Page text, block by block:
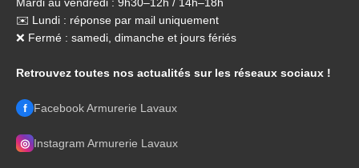
✉️ Lundi : réponse par mail uniquement
❌ Fermé : samedi, dimanche et jours fériés
Retrouvez toutes nos actualités sur les réseaux sociaux !
f Facebook Armurerie Lavaux
◎ Instagram Armurerie Lavaux